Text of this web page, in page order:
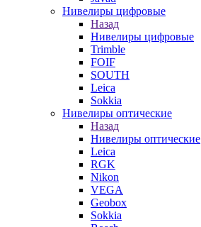
Нивелиры цифровые
Назад
Нивелиры цифровые
Trimble
FOIF
SOUTH
Leica
Sokkia
Нивелиры оптические
Назад
Нивелиры оптические
Leica
RGK
Nikon
VEGA
Geobox
Sokkia